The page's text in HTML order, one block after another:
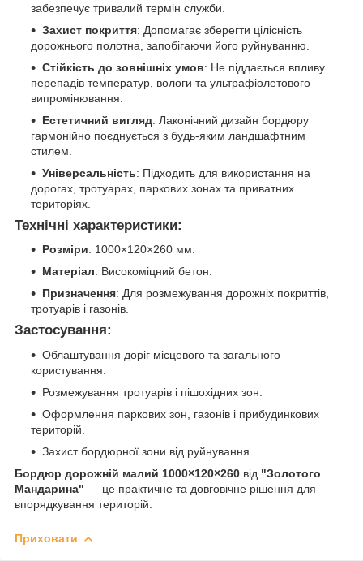
забезпечує тривалий термін служби.
Захист покриття: Допомагає зберегти цілісність
дорожнього полотна, запобігаючи його руйнуванню.
Стійкість до зовнішніх умов: Не піддається впливу
перепадів температур, вологи та ультрафіолетового
випромінювання.
Естетичний вигляд: Лаконічний дизайн бордюру
гармонійно поєднується з будь-яким ландшафтним
стилем.
Універсальність: Підходить для використання на
дорогах, тротуарах, паркових зонах та приватних
територіях.
Технічні характеристики:
Розміри: 1000×120×260 мм.
Матеріал: Високоміцний бетон.
Призначення: Для розмежування дорожніх покриттів,
тротуарів і газонів.
Застосування:
Облаштування доріг місцевого та загального
користування.
Розмежування тротуарів і пішохідних зон.
Оформлення паркових зон, газонів і прибудинкових
територій.
Захист бордюрної зони від руйнування.
Бордюр дорожній малий 1000×120×260 від "Золотого
Мандарина" — це практичне та довговічне рішення для
впорядкування територій.
Приховати